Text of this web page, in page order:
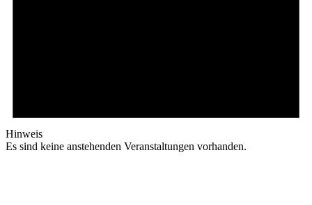
Hinweis
Es sind keine anstehenden Veranstaltungen vorhanden.